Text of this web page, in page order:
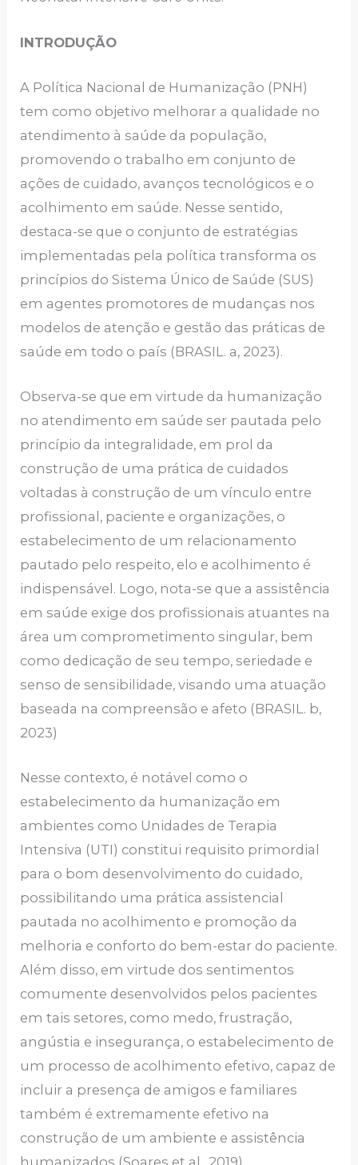
INTRODUÇÃO
A Política Nacional de Humanização (PNH)
tem como objetivo melhorar a qualidade no
atendimento à saúde da população,
promovendo o trabalho em conjunto de
ações de cuidado, avanços tecnológicos e o
acolhimento em saúde. Nesse sentido,
destaca-se que o conjunto de estratégias
implementadas pela política transforma os
princípios do Sistema Único de Saúde (SUS)
em agentes promotores de mudanças nos
modelos de atenção e gestão das práticas de
saúde em todo o país (BRASIL. a, 2023).
Observa-se que em virtude da humanização
no atendimento em saúde ser pautada pelo
princípio da integralidade, em prol da
construção de uma prática de cuidados
voltadas à construção de um vínculo entre
profissional, paciente e organizações, o
estabelecimento de um relacionamento
pautado pelo respeito, elo e acolhimento é
indispensável. Logo, nota-se que a assistência
em saúde exige dos profissionais atuantes na
área um comprometimento singular, bem
como dedicação de seu tempo, seriedade e
senso de sensibilidade, visando uma atuação
baseada na compreensão e afeto (BRASIL. b,
2023)
Nesse contexto, é notável como o
estabelecimento da humanização em
ambientes como Unidades de Terapia
Intensiva (UTI) constitui requisito primordial
para o bom desenvolvimento do cuidado,
possibilitando uma prática assistencial
pautada no acolhimento e promoção da
melhoria e conforto do bem-estar do paciente.
Além disso, em virtude dos sentimentos
comumente desenvolvidos pelos pacientes
em tais setores, como medo, frustração,
angústia e insegurança, o estabelecimento de
um processo de acolhimento efetivo, capaz de
incluir a presença de amigos e familiares
também é extremamente efetivo na
construção de um ambiente e assistência